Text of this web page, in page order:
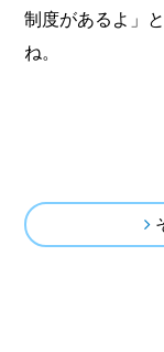
制度があるよ」
ね。